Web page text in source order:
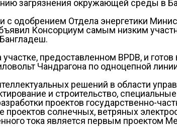
загрязнения окружающей среды в
с одобрением Отдела энергетики
Консорциум самым низким
предоставленном BPDB, и
Чандрагона по одноцепной
решений в области
и строительство,
проектов государственно-
проектов солнечных, ветряных
тока является первым проектом